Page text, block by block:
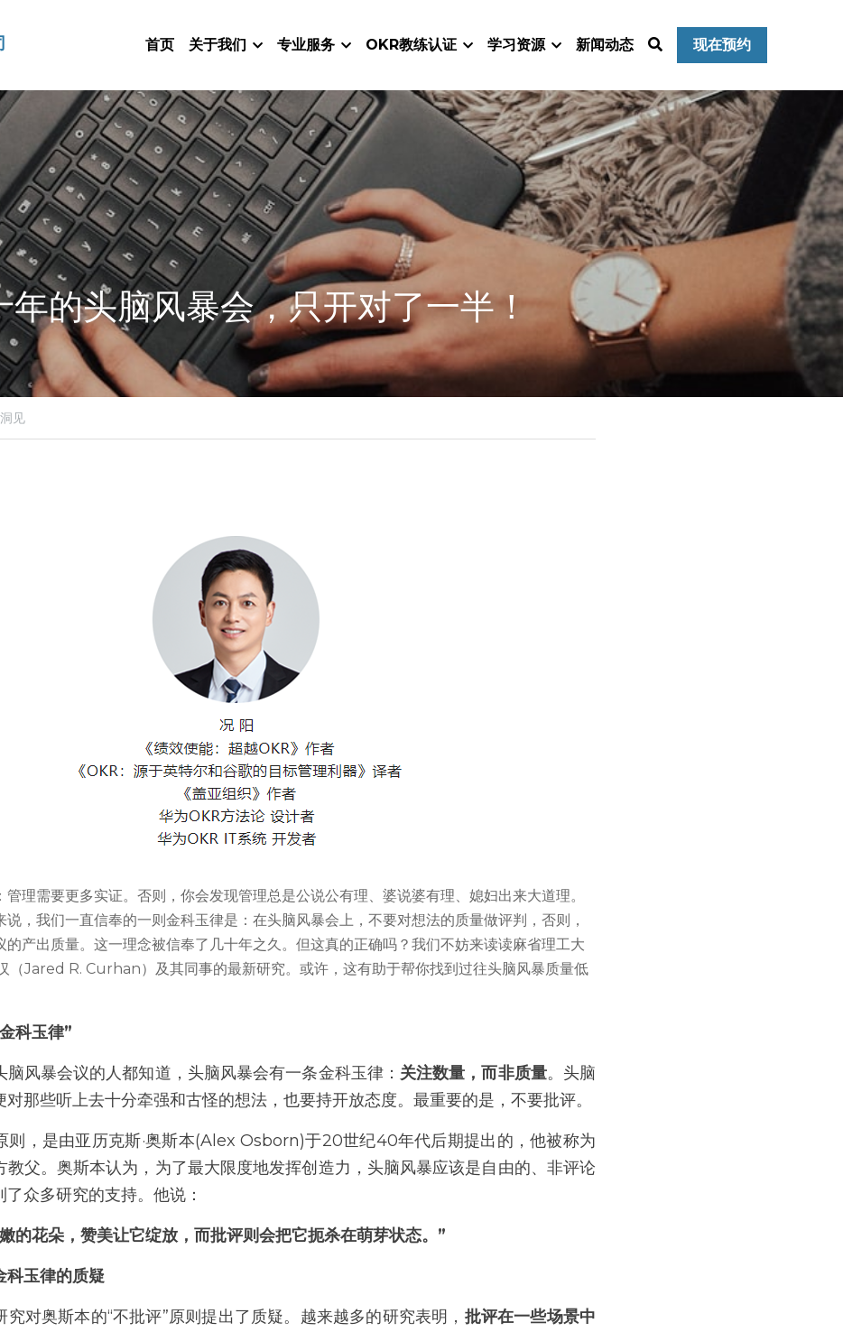
首页 关于我们 专业服务 OKR教练认证 学习资源 新闻动态 现在预约
年的头脑风暴会，只开对了一半！
见
管理需要更多实证。否则，你会发现管理总是公说公有理、婆说婆有理、媳妇出来大道理。
说，我们一直信奉的一则金科玉律是：在头脑风暴会上，不要对想法的质量做评判，否则，
的产出质量。这一理念被信奉了几十年之久。但这真的正确吗？我们不妨来读读麻省理工大
（Jared R. Curhan）及其同事的最新研究。或许，这有助于帮你找到过往头脑风暴质量低
科玉律”
风暴会议的人都知道，头脑风暴会有一条金科玉律： 关注数量，而非质量。头脑
对那些听上去十分牵强和古怪的想法，也要持开放态度。最重要的是，不要批评。
则，是由亚历克斯·奥斯本(Alex Osborn)于20世纪40年代后期提出的，他被称为
教父。奥斯本认为，为了最大限度地发挥创造力，头脑风暴应该是自由的、非评论
众多研究的支持。他说：
的花朵，赞美让它绽放，而批评则会把它扼杀在萌芽状态。”
科玉律的质疑
对奥斯本的“不批评”原则提出了质疑。越来越多的研究表明， 批评在一些场景中